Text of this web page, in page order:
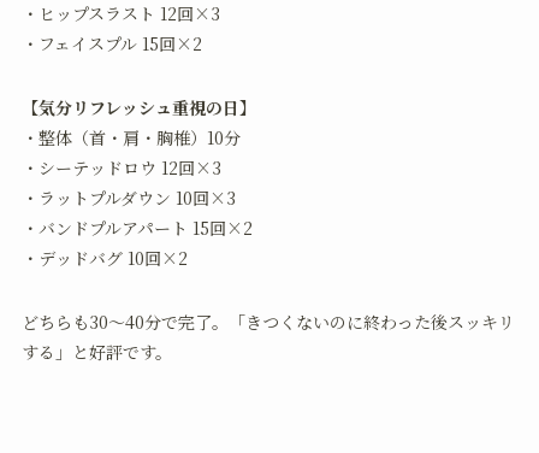
・ヒップスラスト 12回×3
・フェイスプル 15回×2
【気分リフレッシュ重視の日】
・整体（首・肩・胸椎）10分
・シーテッドロウ 12回×3
・ラットプルダウン 10回×3
・バンドプルアパート 15回×2
・デッドバグ 10回×2
どちらも30〜40分で完了。「きつくないのに終わった後スッキリ
する」と好評です。